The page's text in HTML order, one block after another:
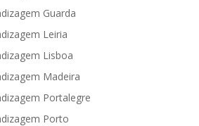
Guarda
Leiria
Lisboa
Madeira
Portalegre
Porto